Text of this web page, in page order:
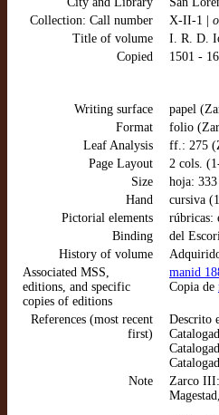
Collection: Call number
X-II-1 |
Title of volume
I. R. D.
Copied
1501 -
Writing surface
papel
Format
folio
Leaf Analysis
ff.: 275
Page Layout
2 cols.
Size
hoja:
Hand
cursiva
Pictorial elements
rúbricas:
Binding
del
History of volume
Associated MSS,
editions, and specific
copies of editions
manid
Copia de
References (most recent
first)
Descrito
Note
Zarco